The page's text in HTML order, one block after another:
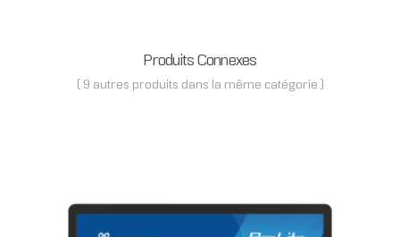
Produits Connexes
( 9 autres produits dans la même catégorie )